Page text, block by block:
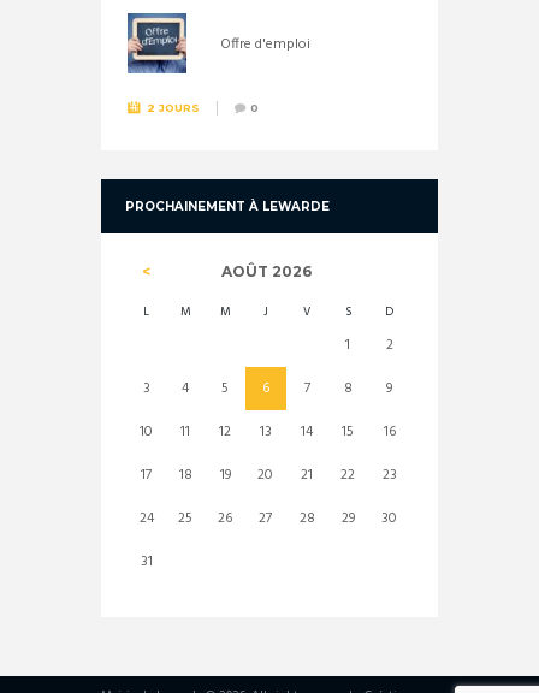
Offre d'emploi
2 JOURS 0
PROCHAINEMENT À LEWARDE
AOÛT 2026
L M M J V S D
1
2
3
4 5 6 7 8
9
10
11 12 13 14 15
16
17
18 19 20 21 22
23
24
25 26 27 28 29
30
31